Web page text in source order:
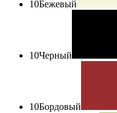
10Бежевый
10Черный
10Бордовый